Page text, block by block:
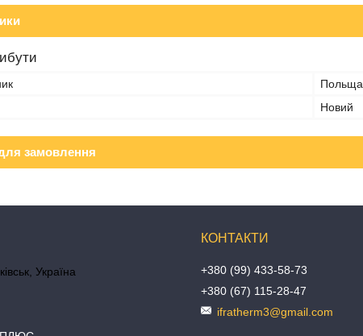
Польща
Новий
замовлення
Україна
+380 (99) 433-58-73
+380 (67) 115-28-47
ifratherm3@gmail.com